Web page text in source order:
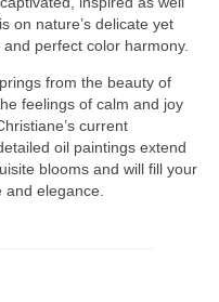
on nature’s delicate yet
perfect color harmony.
from the beauty of
feelings of calm and joy
current
oil paintings extend
blooms and will fill your
elegance.